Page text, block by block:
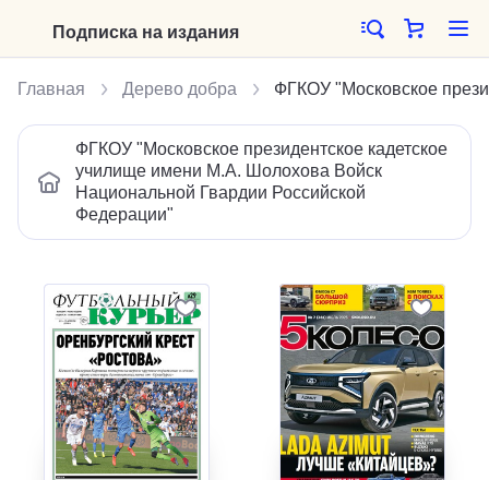
Подписка на издания
Главная Дерево добра ФГКОУ "Московское
ФГКОУ "Московское президентское кадетское
училище имени М.А. Шолохова Войск
Национальной Гвардии Российской
Федерации"